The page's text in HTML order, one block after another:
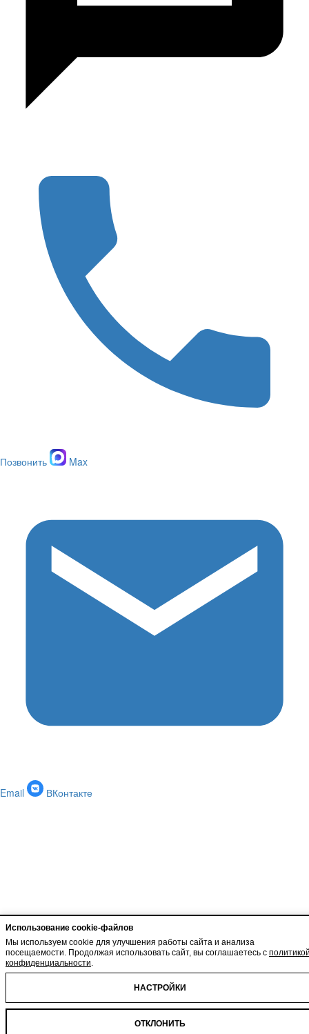
Использование cookie-файлов
Мы используем cookie для улучшения работы сайта и анализа
посещаемости. Продолжая использовать сайт, вы соглашаетесь с
конфиденциальности.
НАСТРОЙКИ
ОТКЛОНИТЬ
Позвонить Max
Email ВКонтакте